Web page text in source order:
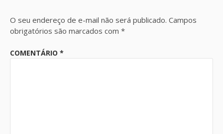
O seu endereço de e-mail não será publicado. Campos
obrigatórios são marcados com *
COMENTÁRIO *